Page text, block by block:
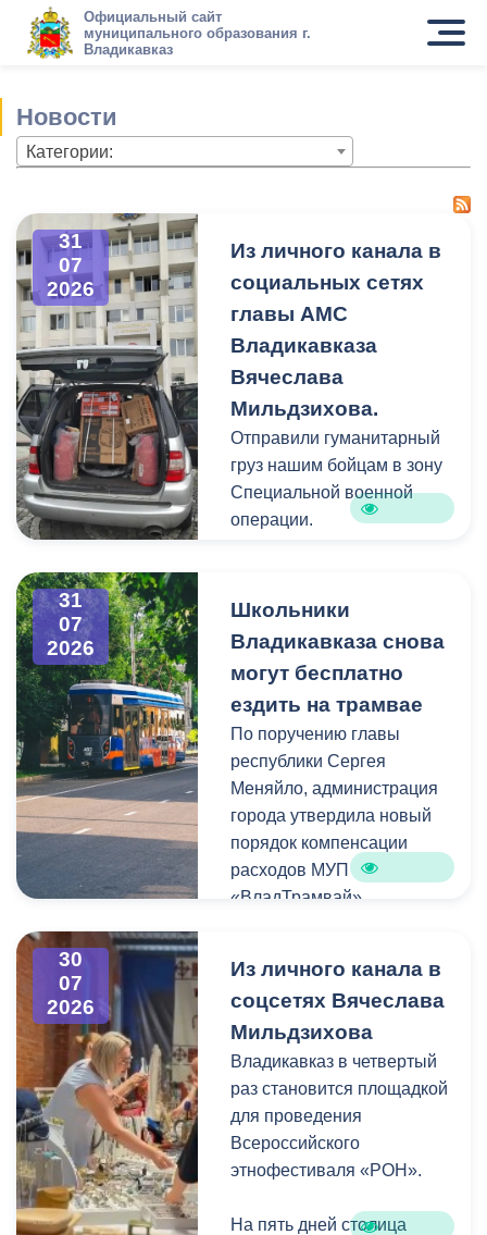
Официальный сайт
муниципального образования г.
Владикавказ
Новости
Категории:
31
07
2026
Из личного канала в
социальных сетях
главы АМС
Владикавказа
Вячеслава
Мильдзихова.
Отправили гуманитарный
груз нашим бойцам в зону
Специальной военной
операции.
газовые баллоны,
теплые одеяла.
Хочу поблагодарить
нашего земляка,
бизнесмена Казбека
Колхидова и руководителя
Северо-Осетинского
отделения студенческих
отрядов Олега Габараева
и всех неравнодушных
гуманитарной помощи для
бойцов.
Мой канал в Макс.
31
07
2026
Школьники
Владикавказа снова
могут бесплатно
ездить на трамвае
По поручению главы
республики Сергея
Меняйло, администрация
города утвердила новый
порядок компенсации
расходов МУП
«ВладТрамвай».
проездной, необходимо
сдать фотографию 3×4 в
администрацию своей
школы. Проездной будет
действовать до конца
календарного года.
Пользоваться проездным
удостоверением может
которого он оформлен.
30
07
2026
Из личного канала в
соцсетях Вячеслава
Мильдзихова
Владикавказ в четвертый
раз становится площадкой
для проведения
Всероссийского
этнофестиваля «РОН».
На пять дней столица